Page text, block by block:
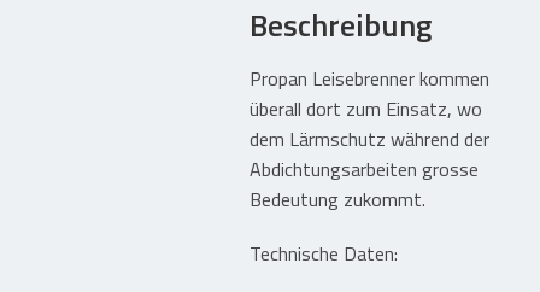
Gummi Zuschnitte / Formteile
Flachdachbau – Dachgeräte
Beschreibung
Propan Leisebrenner kommen
überall dort zum Einsatz, wo
dem Lärmschutz während der
Abdichtungsarbeiten grosse
Bedeutung zukommt.
Technische Daten: